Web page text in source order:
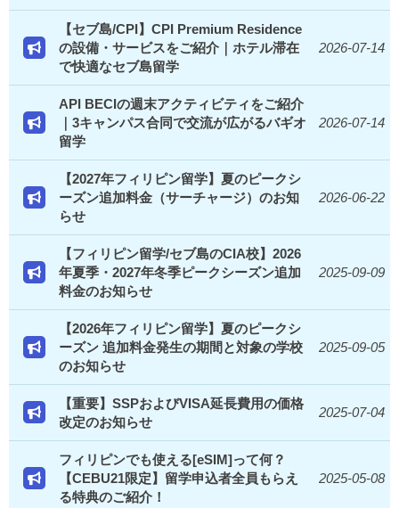
【セブ島/CPI】CPI Premium Residence
の設備・サービスをご紹介｜ホテル滞在
で快適なセブ島留学
2026-07-14
API BECIの週末アクティビティをご紹介
｜3キャンパス合同で交流が広がるバギオ
留学
2026-07-14
【2027年フィリピン留学】夏のピークシ
ーズン追加料金（サーチャージ）のお知
らせ
2026-06-22
【フィリピン留学/セブ島のCIA校】2026
年夏季・2027年冬季ピークシーズン追加
料金のお知らせ
2025-09-09
【2026年フィリピン留学】夏のピークシ
ーズン 追加料金発生の期間と対象の学校
のお知らせ
2025-09-05
【重要】SSPおよびVISA延長費用の価格
改定のお知らせ
2025-07-04
フィリピンでも使える[eSIM]って何？
【CEBU21限定】留学申込者全員もらえ
る特典のご紹介！
2025-05-08